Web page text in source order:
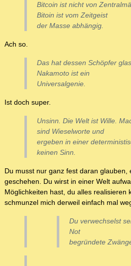
Bitcoin ist nicht von
Bitoin ist vom Zeitgeist
der Masse abhängig.
Ach so.
Das hat dessen Schöpfer
Nakamoto ist ein
Universalgenie.
Ist doch super.
Unsinn. Die Welt ist Wille.
sind Wieselworte und
ergeben in einer
keinen Sinn.
Du musst nur ganz fest daran glauben,
geschehen. Du wirst in einer Welt
Möglichkeiten hast, du alles realisieren
schmunzel mich derweil einfach mal
Du verwechselst
Not
begründete